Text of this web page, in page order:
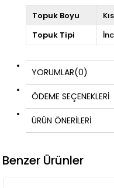
Topuk Boyu
Topuk Tipi
YORUMLAR(0)
ÖDEME SEÇENEKLERI
ÜRÜN ÖNERILERI
Benzer Ürünler